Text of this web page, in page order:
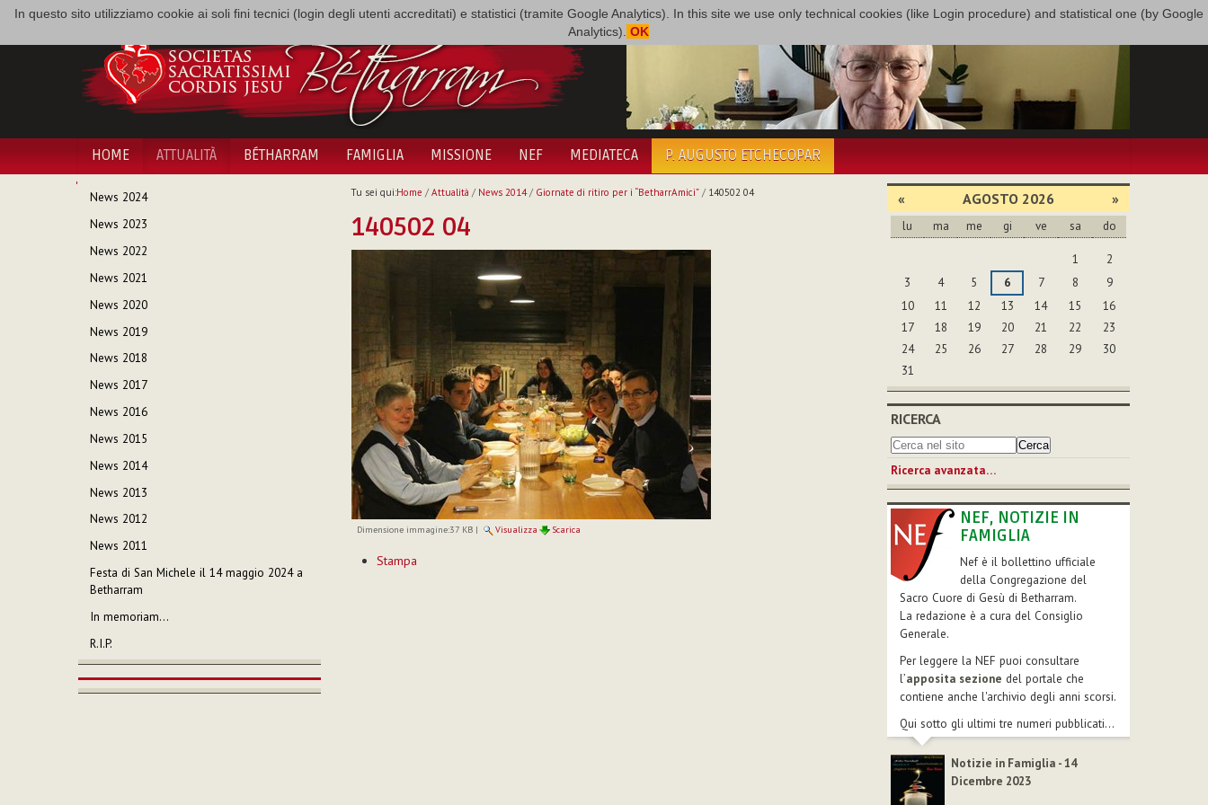
In questo sito utilizziamo cookie ai soli fini tecnici (login degli utenti accreditati) e statistici (tramite Google Analytics). In this site we use only technical cookies (like Login procedure) and statistical one (by Google
Analytics). OK
HOME ATTUALITÀ BÉTHARRAM FAMIGLIA MISSIONE NEF MEDIATECA P. AUGUSTO ETCHECOPAR
NAVIGAZIONE
News 2024
News 2023
News 2022
News 2021
News 2020
News 2019
News 2018
News 2017
News 2016
News 2015
News 2014
News 2013
News 2012
News 2011
Festa di San Michele il 14 maggio 2024 a
Betharram
In memoriam…
R.I.P.
Tu sei qui:Home / Attualità / News 2014/ Giornate di ritiro per i “BetharrAmici”/ 140502 04
140502 04
Dimensione immagine:37 KB| Visualizza Scarica
sul
Stampa
« AGOSTO 2026 »
lu ma me gi ve sa do
1
2
3
4 5 6 7 8
9
10
11 12 13 14 15
16
17
18 19 20 21 22
23
24
25 26 27 28 29
30
31
RICERCA
Ricerca avanzata…
NEF, NOTIZIE IN
FAMIGLIA
Nef è il bollettino ufficiale
della Congregazione del
Sacro Cuore di Gesù di Betharram.
La redazione è a cura del Consiglio
Generale.
Per leggere la NEF puoi consultare
l’apposita sezione del portale che
contiene anche l'archivio degli anni scorsi.
Qui sotto gli ultimi tre numeri pubblicati...
Notizie in Famiglia - 14
Dicembre 2023